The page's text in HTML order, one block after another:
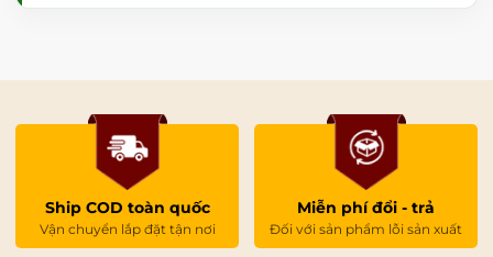
Ship COD toàn quốc
Vận chuyển lắp đặt tận nơi
Miễn phí đổi - trả
Đối với sản phẩm lỗi sản xuất